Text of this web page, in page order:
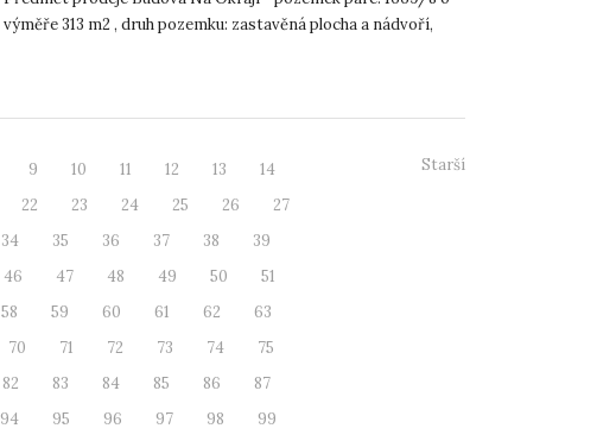
výměře 313 m2 , druh pozemku: zastavěná plocha a nádvoří,
9 10 11 12 13
14
22 23 24 25 26
27
34 35 36 37 38
39
46 47 48 49 50
51
58 59 60 61 62
63
70 71 72 73 74
75
82 83 84 85 86
87
94 95 96 97 98
99
Starší